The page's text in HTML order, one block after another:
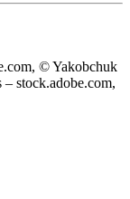
© Yakobchuk
stock.adobe.com,